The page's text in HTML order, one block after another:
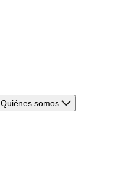
Quiénes somos